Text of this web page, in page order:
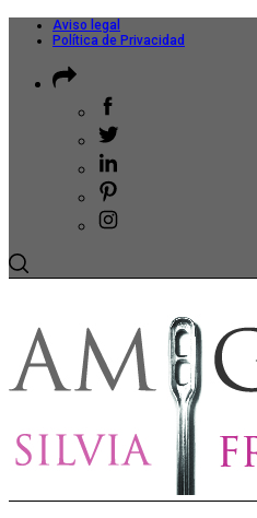
Aviso legal
Política de Privacidad